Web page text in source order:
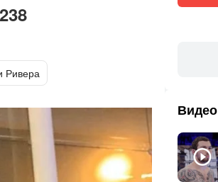
Ривера
Видео